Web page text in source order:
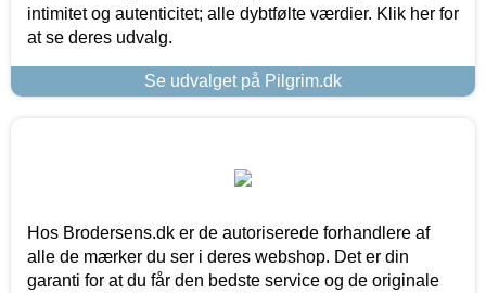
intimitet og autenticitet; alle dybtfølte værdier. Klik her for
at se deres udvalg.
Se udvalget på Pilgrim.dk
Hos Brodersens.dk er de autoriserede forhandlere af
alle de mærker du ser i deres webshop. Det er din
garanti for at du får den bedste service og de originale